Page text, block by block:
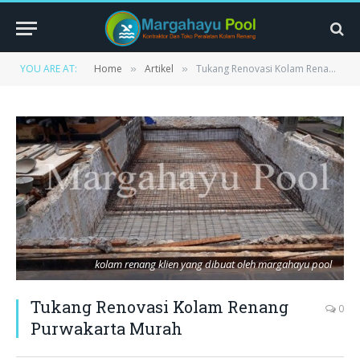
YOU ARE AT: Home » Artikel » Tukang Renovasi Kolam Renang Purwakarta Murah
kolam renang klien yang dibuat oleh margahayu pool
Tukang Renovasi Kolam Renang
Purwakarta Murah
0